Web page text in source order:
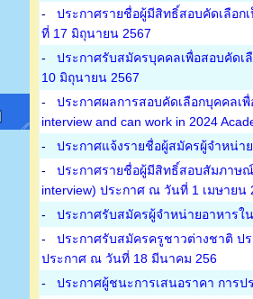
-
ประกาศรายชื่อผู้มีสิทธิ์สอบคัดเลือก
ที่ 17 มิถุนายน 2567
-
ประกาศรับสมัครบุคคลเพื่อสอบคัดเ
10 มิถุนายน 2567
-
ประกาศผลการสอบคัดเลือกบุคคลเ
interview and can work in 2024
-
ประกาศแจ้งรายชื่อผู้สมัครผู้จำหน่า
-
ประกาศรายชื่อผู้มีสิทธิ์สอบสัมภาษณ์
interview) ประกาศ ณ วันที่ 1 เมษายน
-
ประกาศรับสมัครผู้จำหน่ายอาหารใ
-
ประกาศรับสมัครครูชาวต่างชาติ ปร
ประกาศ ณ วันที่ 18 มีนาคม 256
-
ประกาศผู้ชนะการเสนอราคา การ